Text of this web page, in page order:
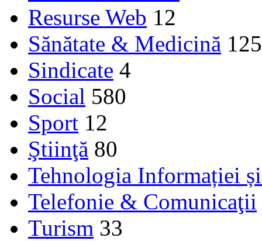
Resurse Web 12
Sănătate & Medicină 125
Sindicate 4
Social 580
Sport 12
Ştiinţă 80
Tehnologia Informației
Telefonie & Comunicaţii
Turism 33